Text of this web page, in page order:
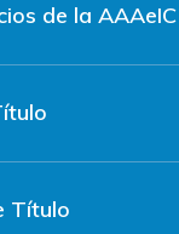
de la AAAeIC
Título